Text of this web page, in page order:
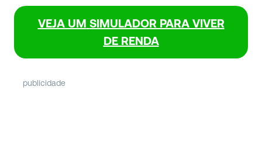
VEJA UM SIMULADOR PARA VIVER
DE RENDA
publicidade